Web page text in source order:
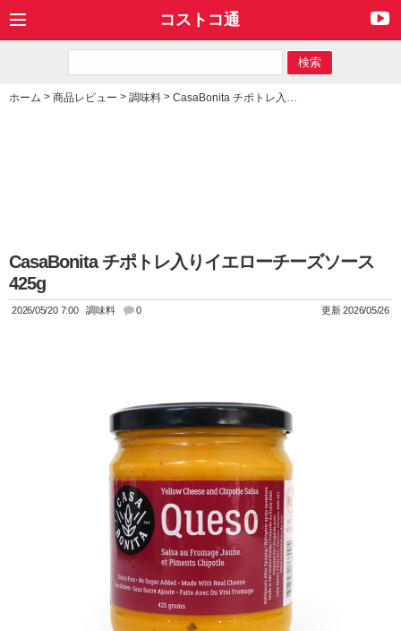
コストコ通
ホーム > 商品レビュー > 調味料 > CasaBonita チポトレ入りイエローチーズソース 425g
CasaBonita チポトレ入りイエローチーズソース
425g
2026/05/20 7:00 調味料 0 更新 2026/05/26